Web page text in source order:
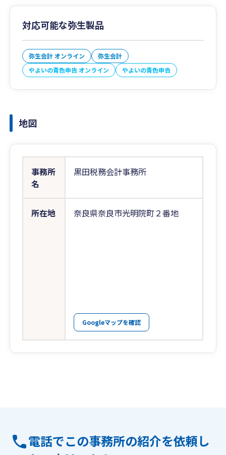
対応可能な弥生製品
弥生会計 オンライン
弥生会計
やよいの青色申告 オンライン
やよいの青色申告
地図
事務所
名
黒田税務会計事務所
所在地 奈良県奈良市光明院町２番地
Googleマップを確認
電話でこの事務所の紹介を依頼し